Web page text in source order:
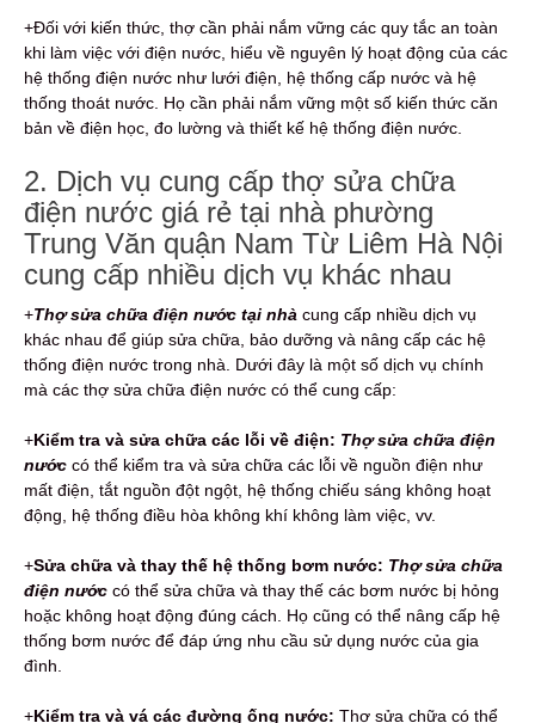
+Đối với kiến thức, thợ cần phải nắm vững các quy tắc an toàn
khi làm việc với điện nước, hiểu về nguyên lý hoạt động của các
hệ thống điện nước như lưới điện, hệ thống cấp nước và hệ
thống thoát nước. Họ cần phải nắm vững một số kiến thức căn
bản về điện học, đo lường và thiết kế hệ thống điện nước.
2. Dịch vụ cung cấp thợ sửa chữa
điện nước giá rẻ tại nhà phường
Trung Văn quận Nam Từ Liêm Hà Nội
cung cấp nhiều dịch vụ khác nhau
+Thợ sửa chữa điện nước tại nhà cung cấp nhiều dịch vụ
khác nhau để giúp sửa chữa, bảo dưỡng và nâng cấp các hệ
thống điện nước trong nhà. Dưới đây là một số dịch vụ chính
mà các thợ sửa chữa điện nước có thể cung cấp:
+Kiểm tra và sửa chữa các lỗi về điện: Thợ sửa chữa điện
nước có thể kiểm tra và sửa chữa các lỗi về nguồn điện như
mất điện, tắt nguồn đột ngột, hệ thống chiếu sáng không hoạt
động, hệ thống điều hòa không khí không làm việc, vv.
+Sửa chữa và thay thế hệ thống bơm nước: Thợ sửa chữa
điện nước có thể sửa chữa và thay thế các bơm nước bị hỏng
hoặc không hoạt động đúng cách. Họ cũng có thể nâng cấp hệ
thống bơm nước để đáp ứng nhu cầu sử dụng nước của gia
đình.
+Kiểm tra và vá các đường ống nước: Thợ sửa chữa có thể